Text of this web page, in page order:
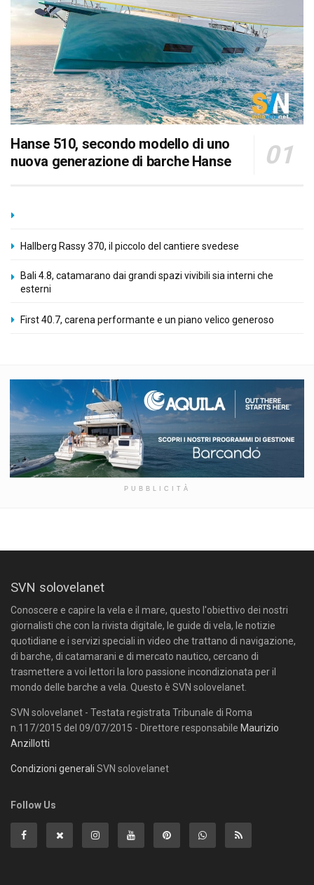
Hanse 510, secondo modello di uno
nuova generazione di barche Hanse
Hallberg Rassy 370, il piccolo del cantiere svedese
Bali 4.8, catamarano dai grandi spazi vivibili sia interni che
esterni
First 40.7, carena performante e un piano velico generoso
PUBBLICITÀ
SVN solovelanet
Conoscere e capire la vela e il mare, questo l'obiettivo dei nostri
giornalisti che con la rivista digitale, le guide di vela, le notizie
quotidiane e i servizi speciali in video che trattano di navigazione,
di barche, di catamarani e di mercato nautico, cercano di
trasmettere a voi lettori la loro passione incondizionata per il
mondo delle barche a vela. Questo è SVN solovelanet.
SVN solovelanet - Testata registrata Tribunale di Roma
n.117/2015 del 09/07/2015 - Direttore responsabile Maurizio
Anzillotti
Condizioni generali SVN solovelanet
Follow Us